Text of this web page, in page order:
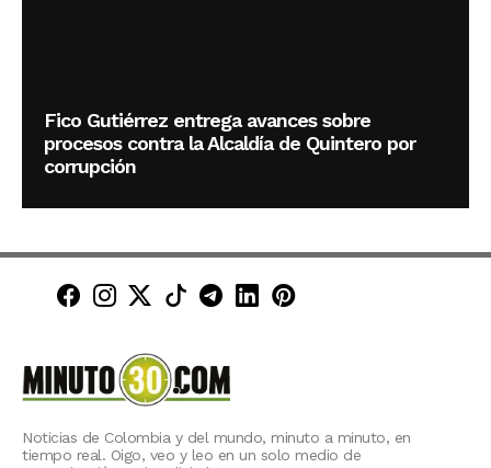
Fico Gutiérrez entrega avances sobre
procesos contra la Alcaldía de Quintero por
corrupción
Minuto30 en Facebook
Minuto30 en Instagram
Minuto30 en X (Twitter)
Minuto30 en TikTok
Canal de Minuto30 en
Minuto30 en LinkedIn
Minuto30 en
Noticias de Colombia y del mundo, minuto a minuto, en
tiempo real. Oigo, veo y leo en un solo medio de